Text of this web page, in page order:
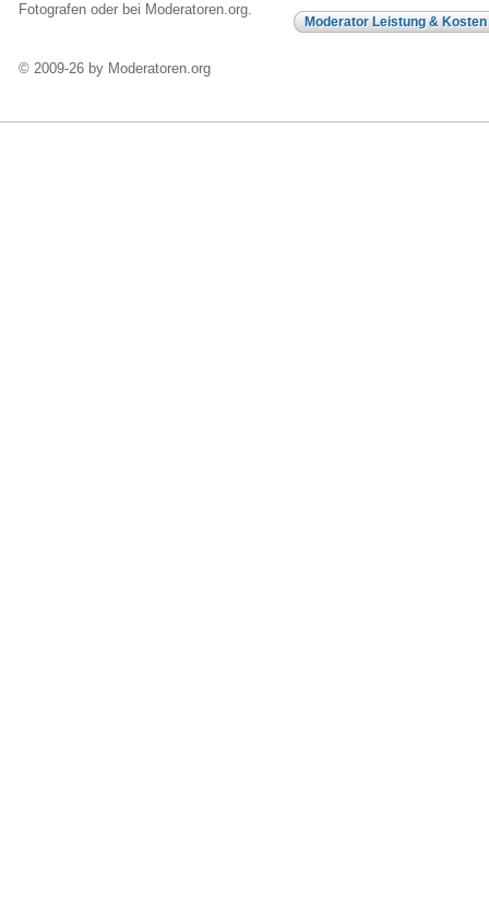
Fotografen oder bei Moderatoren.org.
© 2009-26 by Moderatoren.org
Moderator Leistung & Kosten